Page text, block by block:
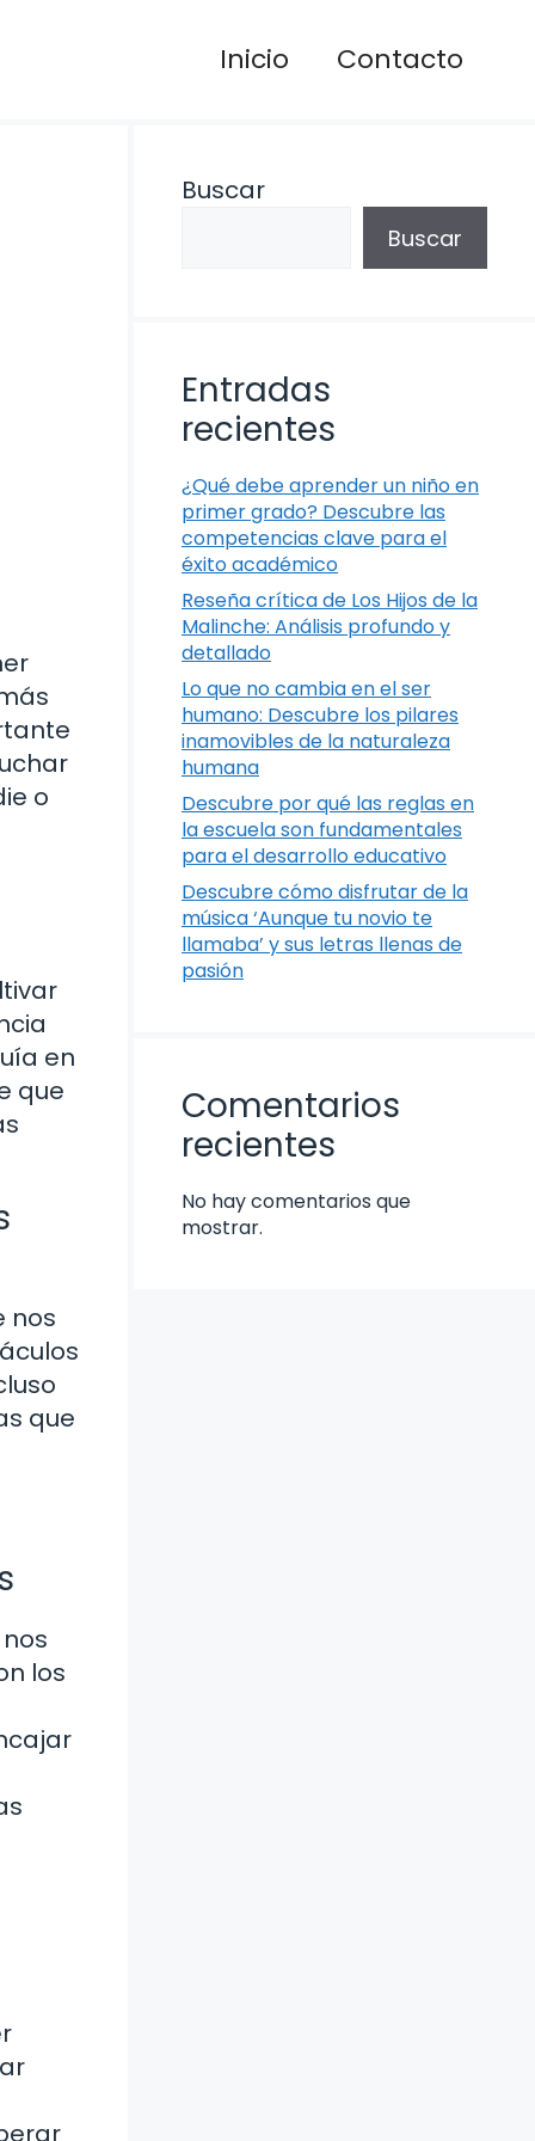
Inicio Contacto
o
en
que
nos
que
los
Buscar
Buscar
Entradas
recientes
¿Qué debe aprender un niño en
primer grado? Descubre las
competencias clave para el
éxito académico
Reseña crítica de Los Hijos de la
Malinche: Análisis profundo y
detallado
Lo que no cambia en el ser
humano: Descubre los pilares
inamovibles de la naturaleza
humana
Descubre por qué las reglas en
la escuela son fundamentales
para el desarrollo educativo
Descubre cómo disfrutar de la
música ‘Aunque tu novio te
llamaba’ y sus letras llenas de
pasión
Comentarios
recientes
No hay comentarios que
mostrar.